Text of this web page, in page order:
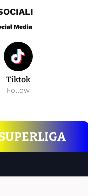
Media
Tiktok
Follow